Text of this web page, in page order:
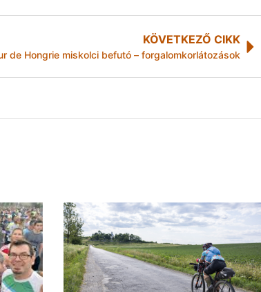
KÖVETKEZŐ CIKK
de Hongrie miskolci befutó – forgalomkorlátozások